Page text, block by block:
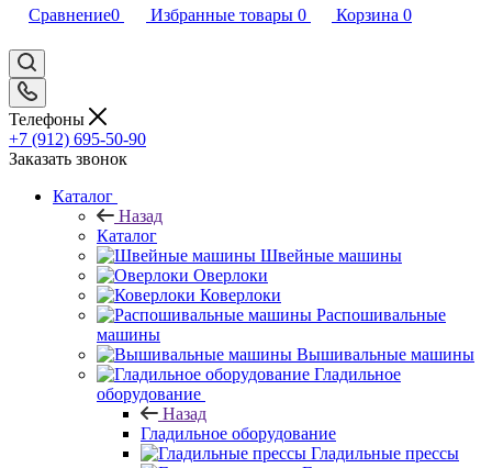
Сравнение0 Избранные товары 0 Корзина 0
Телефоны
+7 (912) 695-50-90
Заказать звонок
Каталог
Назад
Каталог
Швейные машины
Оверлоки
Коверлоки
Распошивальные
машины
Вышивальные машины
Гладильное
оборудование
Назад
Гладильное оборудование
Гладильные прессы